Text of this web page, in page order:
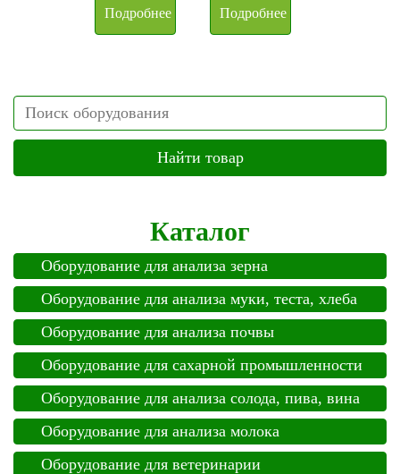
Подробнее Подробнее
Search
Каталог
Оборудование для анализа зерна
Оборудование для анализа муки, теста, хлеба
Оборудование для анализа почвы
Оборудование для сахарной промышленности
Оборудование для анализа солода, пива, вина
Оборудование для анализа молока
Оборудование для ветеринарии